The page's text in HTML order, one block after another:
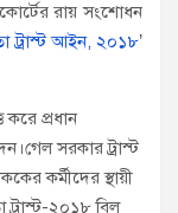
রায় সংশোধন
ট্রাস্ট আইন, ২০১৮’
করে প্রধান
সরকার ট্রাস্ট
কর্মীদের স্থায়ী
ট্রাস্ট-২০১৮ বিল